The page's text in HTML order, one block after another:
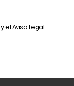
y elAviso Legal